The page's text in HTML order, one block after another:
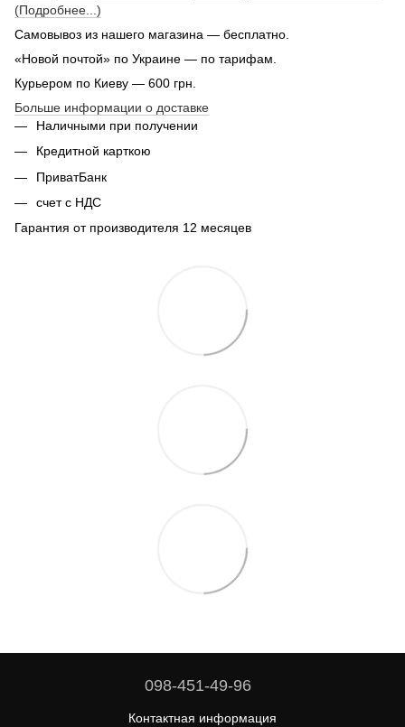
(Подробнее...)
Самовывоз из нашего магазина — бесплатно.
«Новой почтой» по Украине — по тарифам.
Курьером по Киеву — 600 грн.
Больше информации о доставке
Наличными при получении
Кредитной карткою
ПриватБанк
счет с НДС
Гарантия от производителя 12 месяцев
098-451-49-96
Контактная информация